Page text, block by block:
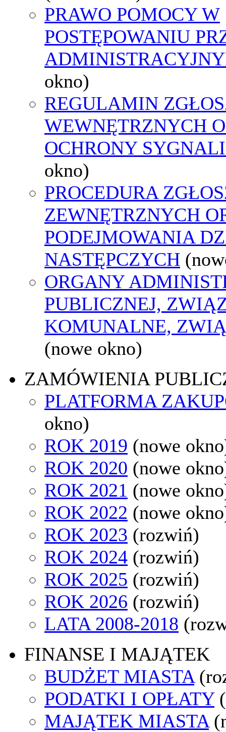
PRAWO POMOCY W
POSTĘPOWANIU
okno)
REGULAMIN
WEWNĘTRZNYCH
OCHRONY
okno)
PROCEDURA
ZEWNĘTRZNYCH
PODEJMOWANIA
NASTĘPCZYCH
ORGANY
PUBLICZNEJ,
KOMUNALNE,
(nowe okno)
ZAMÓWIENIA
PLATFORMA
okno)
ROK 2019 (nowe
ROK 2020 (nowe
ROK 2021 (nowe
ROK 2022 (nowe
ROK 2023 (rozwiń)
ROK 2024 (rozwiń)
ROK 2025 (rozwiń)
ROK 2026 (rozwiń)
LATA 2008-2018
FINANSE I MAJĄTEK
BUDŻET MIASTA
PODATKI I OPŁATY
MAJĄTEK MIASTA